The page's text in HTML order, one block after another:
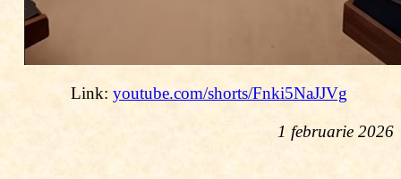
Link:youtube.com/shorts/Fnki5NaJJVg
1 februarie 2026